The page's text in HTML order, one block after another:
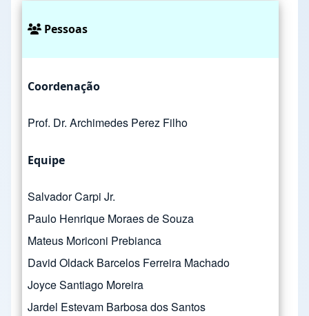
Pessoas
Coordenação
Prof. Dr. Archimedes Perez Filho
Equipe
Salvador Carpi Jr.
Paulo Henrique Moraes de Souza
Mateus Moriconi Prebianca
David Oldack Barcelos Ferreira Machado
Joyce Santiago Moreira
Jardel Estevam Barbosa dos Santos